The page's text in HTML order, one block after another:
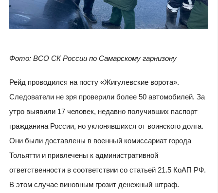
Фото: ВСО СК России по Самарскому гарнизону
Рейд проводился на посту «Жигулевские ворота».
Следователи не зря проверили более 50 автомобилей. За
утро выявили 17 человек, недавно получивших паспорт
гражданина России, но уклонявшихся от воинского долга.
Они были доставлены в военный комиссариат города
Тольятти и привлечены к административной
ответственности в соответствии со статьей 21.5 КоАП РФ.
В этом случае виновным грозит денежный штраф.